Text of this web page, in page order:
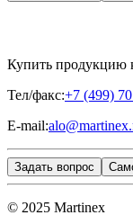
Купить продукцию
Тел/факс:+7 (499)
E-mail:
Задать вопрос
© 2025 Martinex